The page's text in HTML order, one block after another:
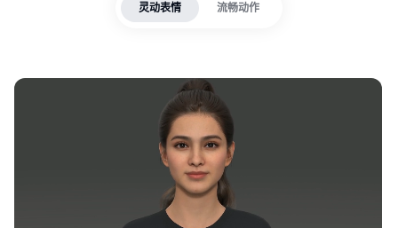
灵动表情 流畅动作